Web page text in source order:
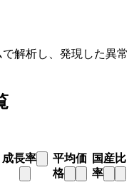
解析し、発現した異常
成長率
平均価
格
国産比
率